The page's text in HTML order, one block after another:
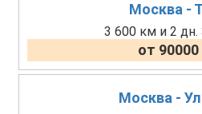
Москва -
3 600 км и 2 дн.
от 90000
Москва -